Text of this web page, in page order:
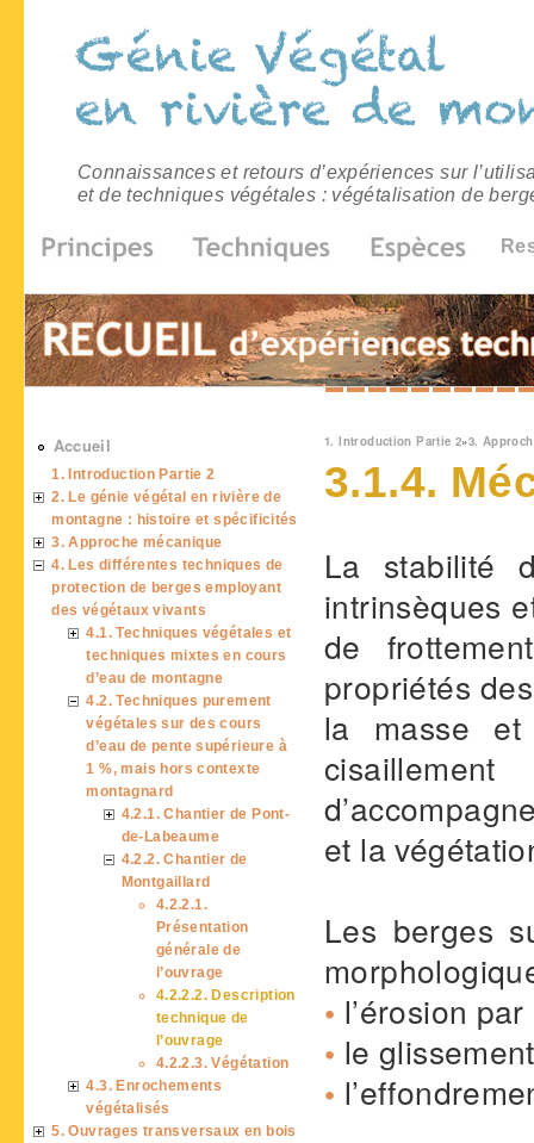
Connaissances et retours d’expériences sur
et de techniques végétales : végétalisation de
Vous êtes ici
1. Introduction Partie 2»3.
3.1.4.
La stabilité
intrinsèques
de
propriétés
la masse et
et la
Les berges
• l’érosion
• le
•
Accueil
1. Introduction Partie 2
2. Le génie végétal en rivière de
montagne : histoire et spécificités
3. Approche mécanique
4. Les différentes techniques de
protection de berges employant
des végétaux vivants
4.1. Techniques végétales et
techniques mixtes en cours
d’eau de montagne
4.2. Techniques purement
végétales sur des cours
d’eau de pente supérieure à
1 %, mais hors contexte
montagnard
4.2.1. Chantier de Pont-
de-Labeaume
4.2.2. Chantier de
Montgaillard
4.2.2.1.
Présentation
générale de
l’ouvrage
4.2.2.2. Description
technique de
l’ouvrage
4.2.2.3. Végétation
4.3. Enrochements
végétalisés
5. Ouvrages transversaux en bois